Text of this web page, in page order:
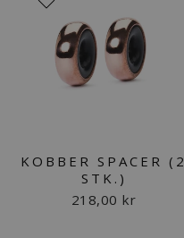
KOBBER SPACER (2
STK.)
218,00 kr